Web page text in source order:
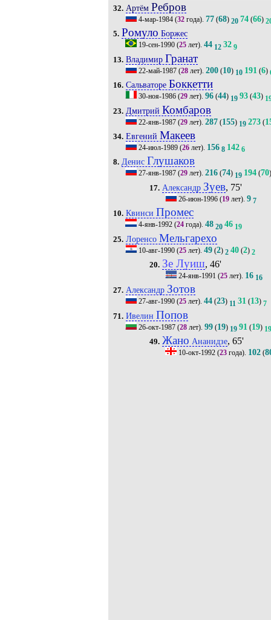
32. Артём Ребров
4-мар-1984(32года). 77(68) 20 74(66)
5. Ромуло Боржес
19-сен-1990(25лет). 44 12 32 9
13. Владимир Гранат
22-май-1987(28лет). 200(10) 10 191 (6)
16. Сальваторе Боккетти
30-ноя-1986(29лет). 96(44) 19 93(43)
23. Дмитрий Комбаров
22-янв-1987(29лет). 287(155) 19 273(
34. Евгений Макеев
24-июл-1989(26лет). 156 8 142 6
8. Денис Глушаков
27-янв-1987(29лет). 216(74) 19 194(70)
17. Александр Зуев, 75'
26-июн-1996 (19 лет).9 7
10. Квинси Промес
4-янв-1992(24года). 48 20 46 19
25. Лоренсо Мельгарехо
10-авг-1990(25лет). 49(2) 2 40(2) 2
20. Зе Луиш, 46'
24-янв-1991 (25 лет). 16 16
27. Александр Зотов
27-авг-1990(25лет). 44(23) 11 31(13) 7
71. Ивелин Попов
26-окт-1987(28лет). 99(19) 19 91 (19) 19
49. Жано Ананидзе, 65'
10-окт-1992 (23 года). 102 (